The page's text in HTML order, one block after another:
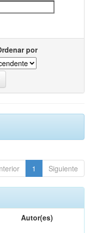
por
1 Siguiente
Autor(es)